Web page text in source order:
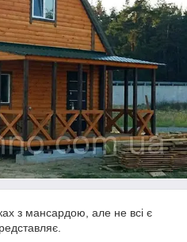
з мансардою, але не всі є